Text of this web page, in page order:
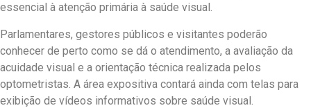
essencial à atenção primária à saúde visual.
Parlamentares, gestores públicos e visitantes poderão
conhecer de perto como se dá o atendimento, a avaliação da
acuidade visual e a orientação técnica realizada pelos
optometristas. A área expositiva contará ainda com telas para
exibição de vídeos informativos sobre saúde visual.